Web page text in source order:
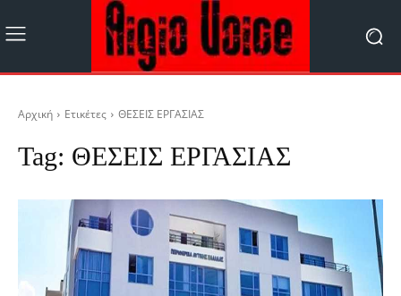
Αρχική Ετικέτες ΘΕΣΕΙΣ ΕΡΓΑΣΙΑΣ
Tag: ΘΕΣΕΙΣ ΕΡΓΑΣΙΑΣ